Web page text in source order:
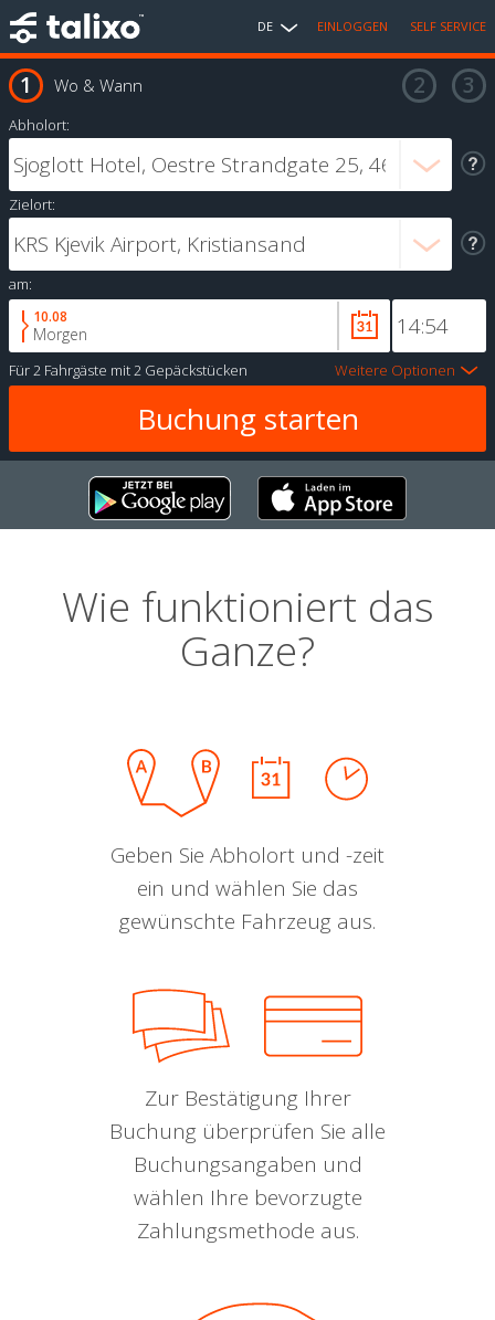
DE EINLOGGEN SELF SERVICE
Wo & Wann
Abholort:
Zielort:
am:
10.08
Morgen
Für2 Fahrgäste mit2 Gepäckstücken Weitere Optionen
Wie funktioniert das
Ganze?
Geben Sie Abholort und -zeit
ein und wählen Sie das
gewünschte Fahrzeug aus.
Zur Bestätigung Ihrer
Buchung überprüfen Sie alle
Buchungsangaben und
wählen Ihre bevorzugte
Zahlungsmethode aus.